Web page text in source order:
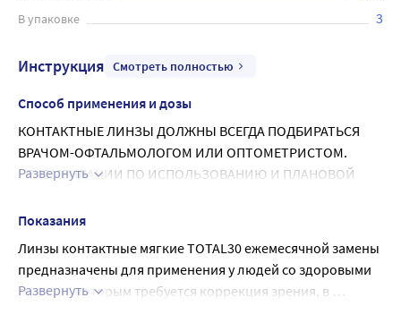
В упаковке 3
Инструкция Смотреть полностью
Способ применения и дозы
КОНТАКТНЫЕ ЛИНЗЫ ДОЛЖНЫ ВСЕГДА ПОДБИРАТЬСЯ
ВРАЧОМ-ОФТАЛЬМОЛОГОМ ИЛИ ОПТОМЕТРИСТОМ.
РЕКОМЕНДАЦИИ ПО ИСПОЛЬЗОВАНИЮ И ПЛАНОВОЙ
Время ношения линз и режим их замены определяет
специалист по контактной коррекции на основании
индивидуальных потребностей и физиологических
особенностей пациента. Контактные линзы TOTAL30 (из
материала лефилкон A) одобрены только для дневного
Развернуть
Показания
Линзы контактные мягкие TOTAL30 ежемесячной замены
предназначены для применения у людей со здоровыми
глазами, которым требуется коррекция зрения, в
Развернуть